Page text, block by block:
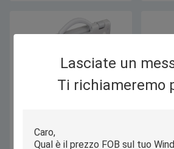
Lasciate un
Ti richiameremo
portatile di IP54 Android,
computer portatile di netbook a
portatile